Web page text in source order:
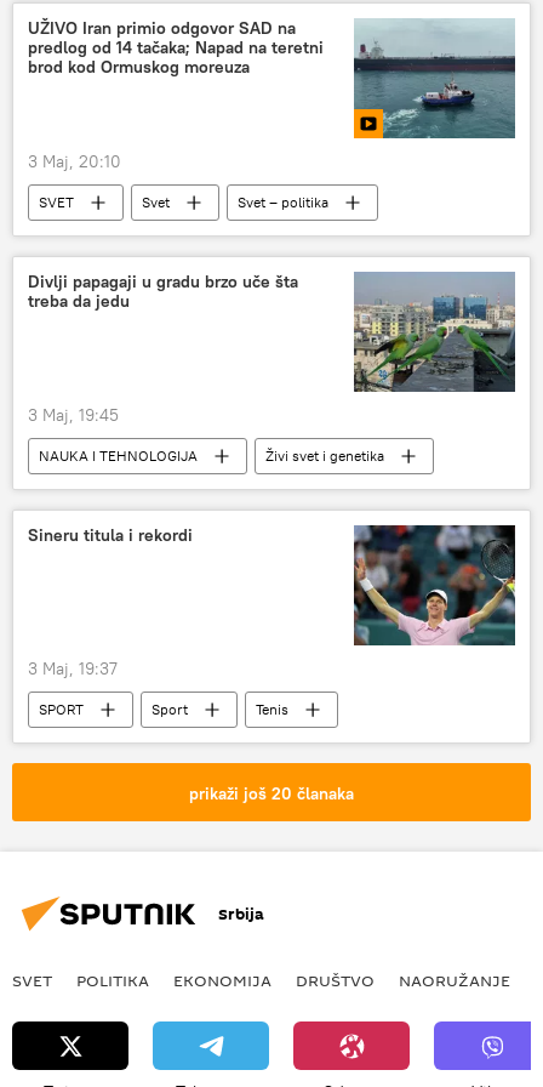
UŽIVO Iran primio odgovor SAD na
predlog od 14 tačaka; Napad na teretni
brod kod Ormuskog moreuza
3 Maj, 20:10
SVET Svet
Svet – politika
Sukob na Bliskom istoku
SAD
Iran
Izrael
Divlji papagaji u gradu brzo uče šta
treba da jedu
3 Maj, 19:45
NAUKA I TEHNOLOGIJA Živi svet i genetika
Sineru titula i rekordi
3 Maj, 19:37
SPORT Sport
Tenis
Aleksander Zverev
Janik Siner
prikaži još 20 članaka
Srbija
SVET POLITIKA EKONOMIJA DRUŠTVO NAORUŽANJE